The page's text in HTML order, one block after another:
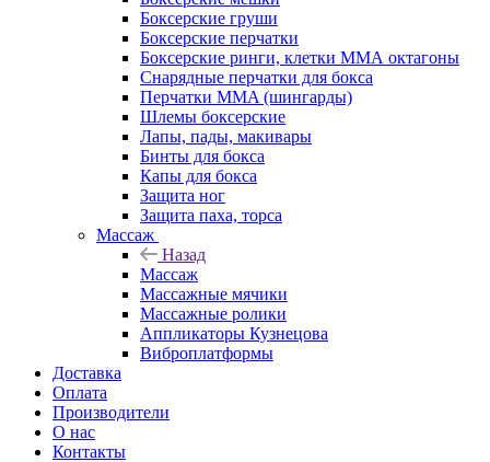
Боксерские груши
Боксерские перчатки
Боксерские ринги, клетки ММА октагоны
Снарядные перчатки для бокса
Перчатки MMA (шингарды)
Шлемы боксерские
Лапы, пады, макивары
Бинты для бокса
Капы для бокса
Защита ног
Защита паха, торса
Массаж
Назад
Массаж
Массажные мячики
Массажные ролики
Аппликаторы Кузнецова
Виброплатформы
Доставка
Оплата
Производители
О нас
Контакты